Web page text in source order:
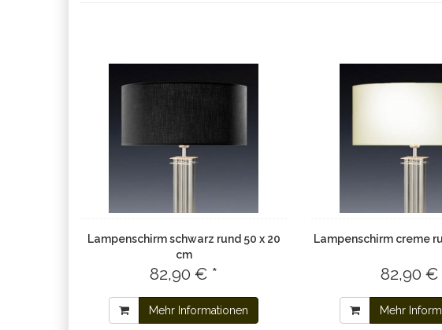
Lampenschirm schwarz rund 50 x 20
cm
82,90 € *
Mehr Informationen
Lampenschirm creme
82,90 €
Mehr